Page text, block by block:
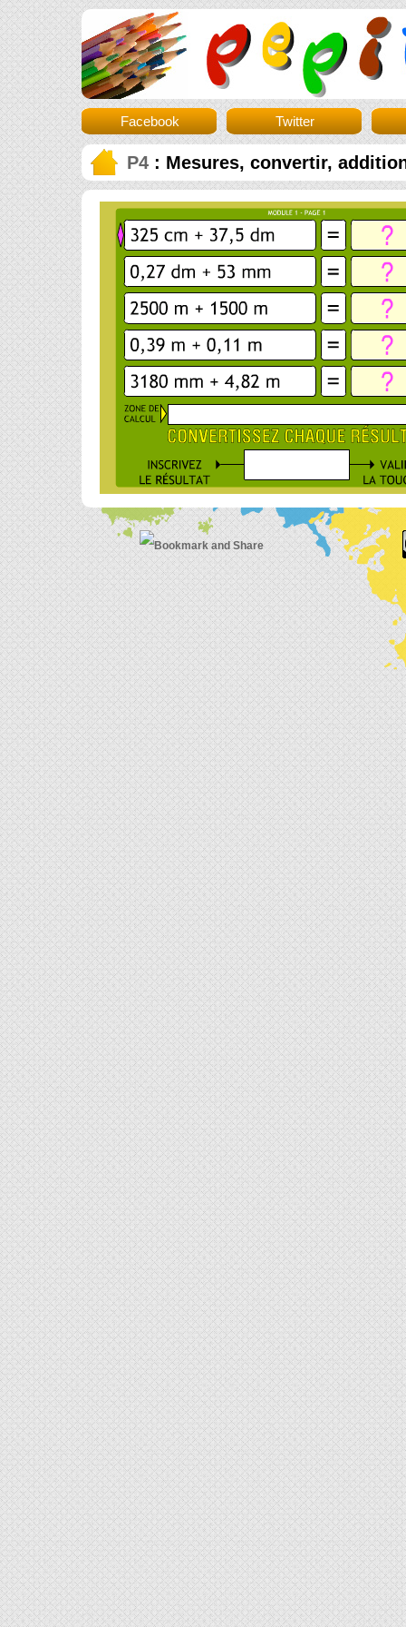
Facebook Twitter
P4 : Mesures, convertir,